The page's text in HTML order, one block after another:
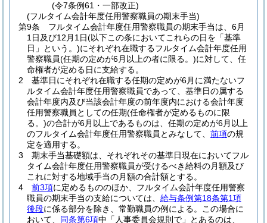
(令7条例61・一部改正)
(フルタイム会計年度任用警察職員の期末手当)
第9条
フルタイム会計年度任用警察職員の期末手当は、6月
1日及び12月1日(以下この条においてこれらの日を「基準
日」という。)にそれぞれ在職するフルタイム会計年度任用
警察職員(任期の定めが6月以上の者に限る。)に対して、任
命権者が定める日に支給する。
2
基準日にそれぞれ在職する任期の定めが6月に満たないフ
ルタイム会計年度任用警察職員であって、基準日の属する
会計年度内及び当該会計年度の前年度内における会計年度
任用警察職員としての任期(任命権者が定めるものに限
る。)の合計が6月以上であるものは、任期の定めが6月以上
のフルタイム会計年度任用警察職員とみなして、 前項の規
定を適用する。
3
期末手当基礎額は、それぞれその基準日現在においてフル
タイム会計年度任用警察職員が受けるべき給料の月額及び
これに対する地域手当の月額の合計額とする。
4
前3項に定めるもののほか、フルタイム会計年度任用警察
職員の期末手当の支給については、 給与条例第18条第1項
後段に係る部分を除き、常勤職員の例による。
この場合に
おいて、 同条第6項中「人事委員会規則で」とあるのは、